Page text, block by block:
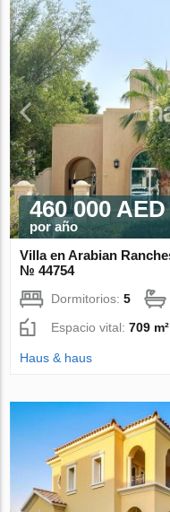
460 000 AED
por año
Villa en Arabian
№ 44754
Dormitorios:5
Espacio vital:709 m²
Haus & haus